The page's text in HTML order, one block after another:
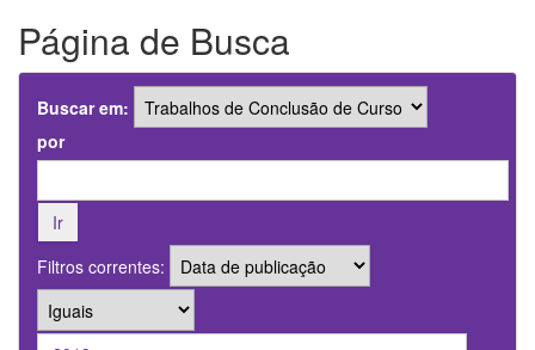
Página de Busca
Buscar em:
por
Filtros correntes: